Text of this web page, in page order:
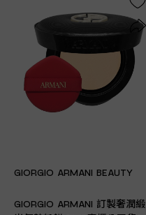
GIORGIO ARMANI BEAUTY
GIORGIO ARMANI 訂製奢潤緞